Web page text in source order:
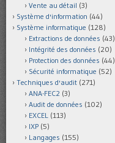
Vente au détail (3)
Système d'information (44)
Système informatique (128)
Extractions de données (43)
Intégrité des données (20)
Protection des données (44)
Sécurité informatique (52)
Techniques d'audit (271)
ANA-FEC2 (3)
Audit de données (102)
EXCEL (113)
IXP (5)
Langages (155)